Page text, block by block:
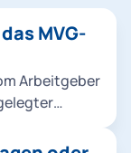
MVG-
Arbeitgeber